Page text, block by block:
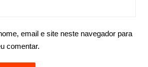
email e site neste navegador para
comentar.